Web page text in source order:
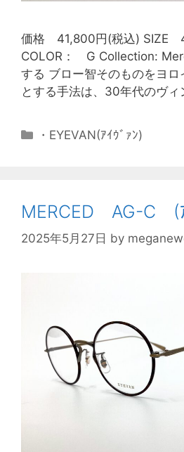
価格 41,800円(税込) SIZE
COLOR： G Collection:
する ブロー智そのものをヨ
とする手法は、30年代のヴ
・EYEVAN(ｱｲｳﾞｧﾝ)
MERCED AG-C (
2025年5月27日 by